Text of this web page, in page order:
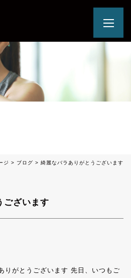
ジ > ブログ > 綺麗なバラありがとうございます
ございます
りがとうございます 先日、いつもご